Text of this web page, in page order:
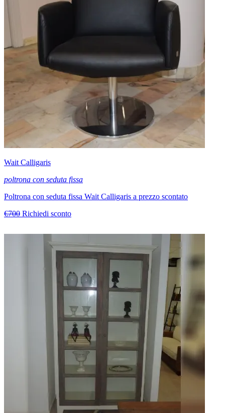
Wait Calligaris
poltrona con seduta fissa
Poltrona con seduta fissa Wait Calligaris a prezzo scontato
€700 Richiedi sconto